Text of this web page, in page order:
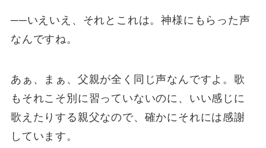
──いえいえ、それとこれは。神様にもらった声
なんですね。
あぁ、まぁ、父親が全く同じ声なんですよ。歌
もそれこそ別に習っていないのに、いい感じに
歌えたりする親父なので、確かにそれには感謝
しています。